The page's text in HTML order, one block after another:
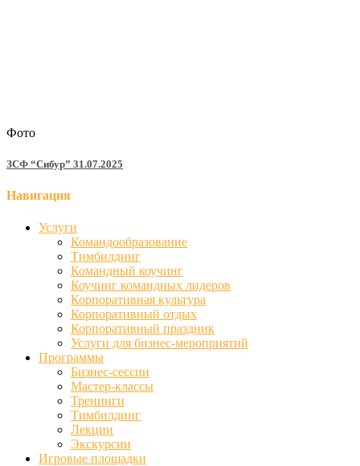
Фото
ЗСФ “Сибур” 31.07.2025
Навигация
Услуги
Командообразование
Тимбилдинг
Командный коучинг
Коучинг командных лидеров
Корпоративная культура
Корпоративный отдых
Корпоративный праздник
Услуги для бизнес-мероприятий
Программы
Бизнес-сессии
Мастер-классы
Тренинги
Тимбилдинг
Лекции
Экскурсии
Игровые площадки